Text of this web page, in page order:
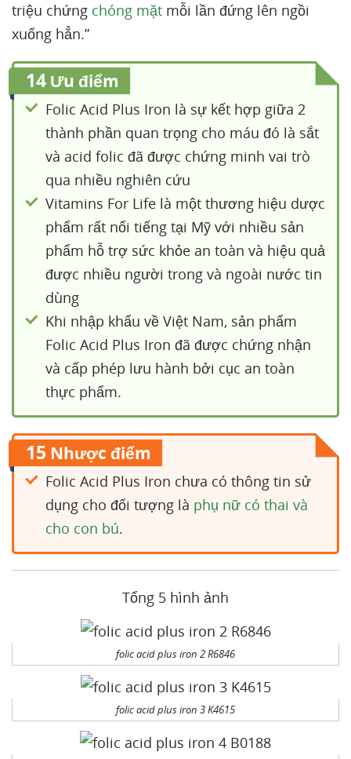
triệu chứng chóng mặt mỗi lần đứng lên ngồi
xuống hẳn.”
14 Ưu điểm
Folic Acid Plus Iron là sự kết hợp giữa 2
thành phần quan trọng cho máu đó là sắt
và acid folic đã được chứng minh vai trò
qua nhiều nghiên cứu
Vitamins For Life là một thương hiệu dược
phẩm rất nổi tiếng tại Mỹ với nhiều sản
phẩm hỗ trợ sức khỏe an toàn và hiệu quả
được nhiều người trong và ngoài nước tin
dùng
Khi nhập khẩu về Việt Nam, sản phẩm
Folic Acid Plus Iron đã được chứng nhận
và cấp phép lưu hành bởi cục an toàn
thực phẩm.
15 Nhược điểm
Folic Acid Plus Iron chưa có thông tin sử
dụng cho đối tượng là phụ nữ có thai và
cho con bú.
Tổng 5 hình ảnh
folic acid plus iron 2 R6846
folic acid plus iron 3 K4615